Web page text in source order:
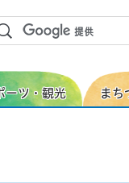
ーツ・観光 まち